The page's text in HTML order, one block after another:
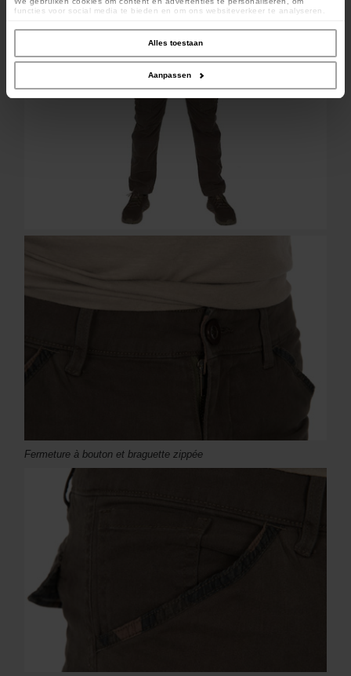
functies voor social media te bieden en om ons websiteverkeer te analyseren.
social media, adverteren en analyse. Deze partners kunnen deze gegevens
combineren met andere informatie die u aan ze heeft verstrekt of die ze hebben
verzameld op basis van uw gebruik van hun services.
Alles toestaan
Aanpassen
Fermeture à bouton et braguette zippée